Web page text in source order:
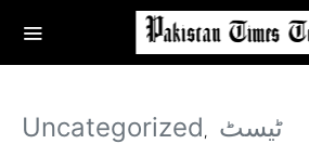
Uncategorized ٹیسٹ